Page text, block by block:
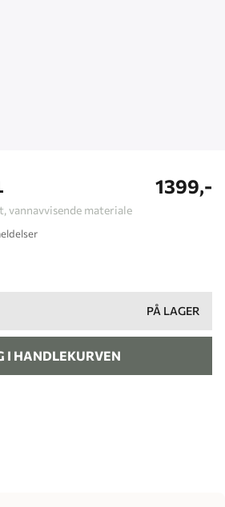
vannavvisende materiale
1399,-
PÅ LAGER
I HANDLEKURVEN